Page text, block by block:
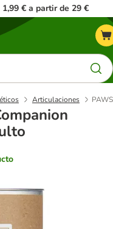
1,99 € a partir de 29 €
Articulaciones